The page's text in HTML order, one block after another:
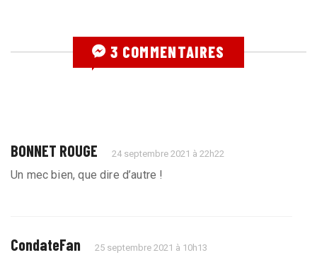
3 COMMENTAIRES
BONNET ROUGE 24 septembre 2021 à 22h22
Un mec bien, que dire d’autre !
CondateFan 25 septembre 2021 à 10h13